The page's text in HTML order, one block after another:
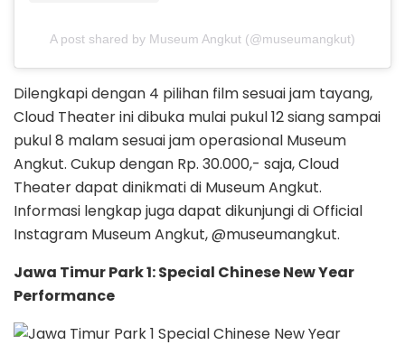
A post shared by Museum Angkut (@museumangkut)
Dilengkapi dengan 4 pilihan film sesuai jam tayang,
Cloud Theater ini dibuka mulai pukul 12 siang sampai
pukul 8 malam sesuai jam operasional Museum
Angkut. Cukup dengan Rp. 30.000,- saja, Cloud
Theater dapat dinikmati di Museum Angkut.
Informasi lengkap juga dapat dikunjungi di Official
Instagram Museum Angkut, @museumangkut.
Jawa Timur Park 1: Special Chinese New Year
Performance